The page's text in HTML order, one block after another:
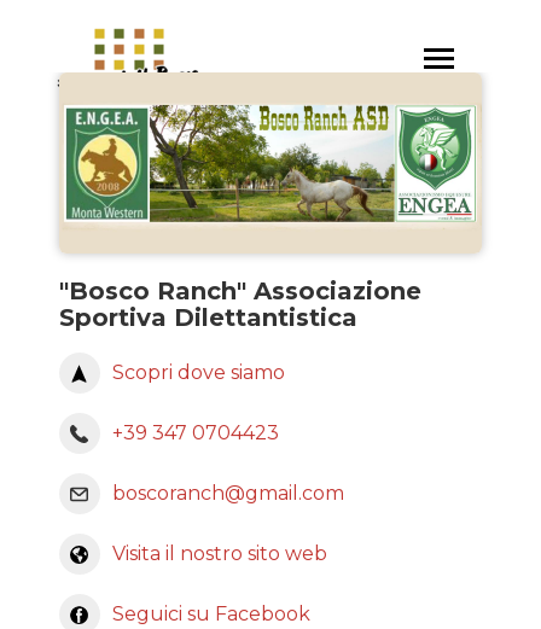
contenuto
principale
Toggle
"Bosco Ranch" Associazione
Sportiva Dilettantistica
Scopri dove siamo
+39 347 0704423
boscoranch@gmail.com
Visita il nostro sito web
Seguici su Facebook